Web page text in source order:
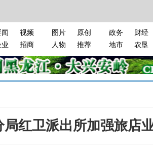
视频
业
招商
图片
原创
人物
推荐
政务
财经
地市
农垦
红卫派出所加强旅店